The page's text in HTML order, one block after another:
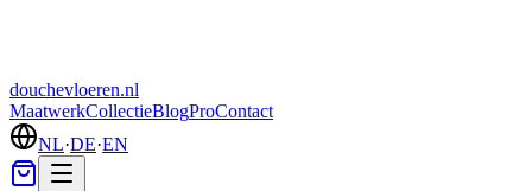
douchevloeren.nl
MaatwerkCollectieBlogProContact
NL·DE·EN